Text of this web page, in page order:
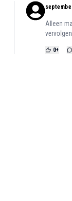
Alleen
0+